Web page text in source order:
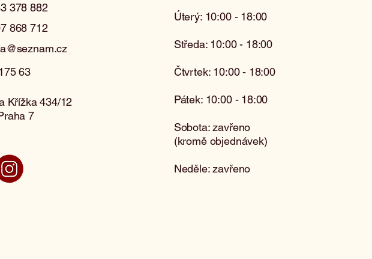
378 882
868 712
63
Křížka 434/12
7
Úterý: 10:00 - 18:00
Středa: 10:00 - 18:00
Čtvrtek: 10:00 - 18:00
Pátek: 10:00 - 18:00
Sobota: zavřeno
(kromě objednávek)
Neděle: zavřeno